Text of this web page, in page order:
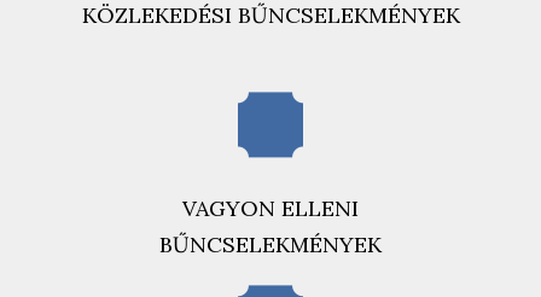
KÖZLEKEDÉSI BŰNCSELEKMÉNYEK
VAGYON ELLENI
BŰNCSELEKMÉNYEK